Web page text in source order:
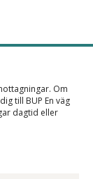
Om
till BUP En väg
dagtid eller